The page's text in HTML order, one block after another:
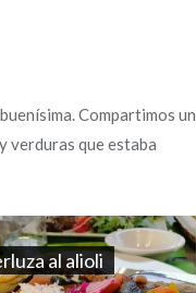
Compartimos un
verduras que estaba
al alioli